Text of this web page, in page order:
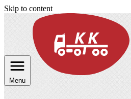
Skip to content
Menu